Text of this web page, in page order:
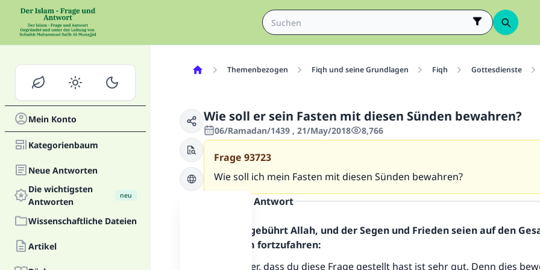
Mein Konto
Kategorienbaum
Neue Antworten
Die wichtigsten
Antworten
neu
Wissenschaftliche Dateien
Artikel
Themenbezogen Fiqh und seine Grundlagen Fiqh Gottesdienste
Wie soll er sein Fasten mit diesen Sünden bewahren?
06/Ramadan/1439 , 21/May/2018 8,766
Frage 93723
Wie soll ich mein Fasten mit diesen Sünden bewahren?
Inhalt der Antwort
Alles Lob gebührt Allah, und der Segen und Frieden seien auf den
Allahs. Um fortzufahren:
Mein Bruder, dass du diese Frage gestellt hast ist sehr gut. Denn dies